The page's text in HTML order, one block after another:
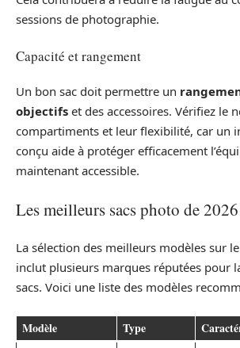
sessions de photographie.
Capacité et rangement
Un bon sac doit permettre un
objectifs et des accessoires. Vérifiez le
compartiments et leur flexibilité, car un
conçu aide à protéger efficacement
maintenant accessible.
Les meilleurs sacs photo de 2026
La sélection des meilleurs modèles sur
inclut plusieurs marques réputées pour
sacs. Voici une liste des modèles
Modèle Type